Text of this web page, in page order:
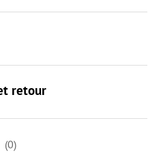
retour
(0)